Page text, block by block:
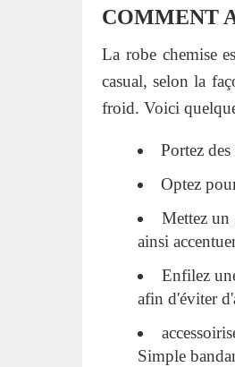
COMMENT
La robe chemise
casual, selon la
froid. Voici
Portez
Optez
Mettez un
ainsi
Enfilez
afin d'éviter
Simple